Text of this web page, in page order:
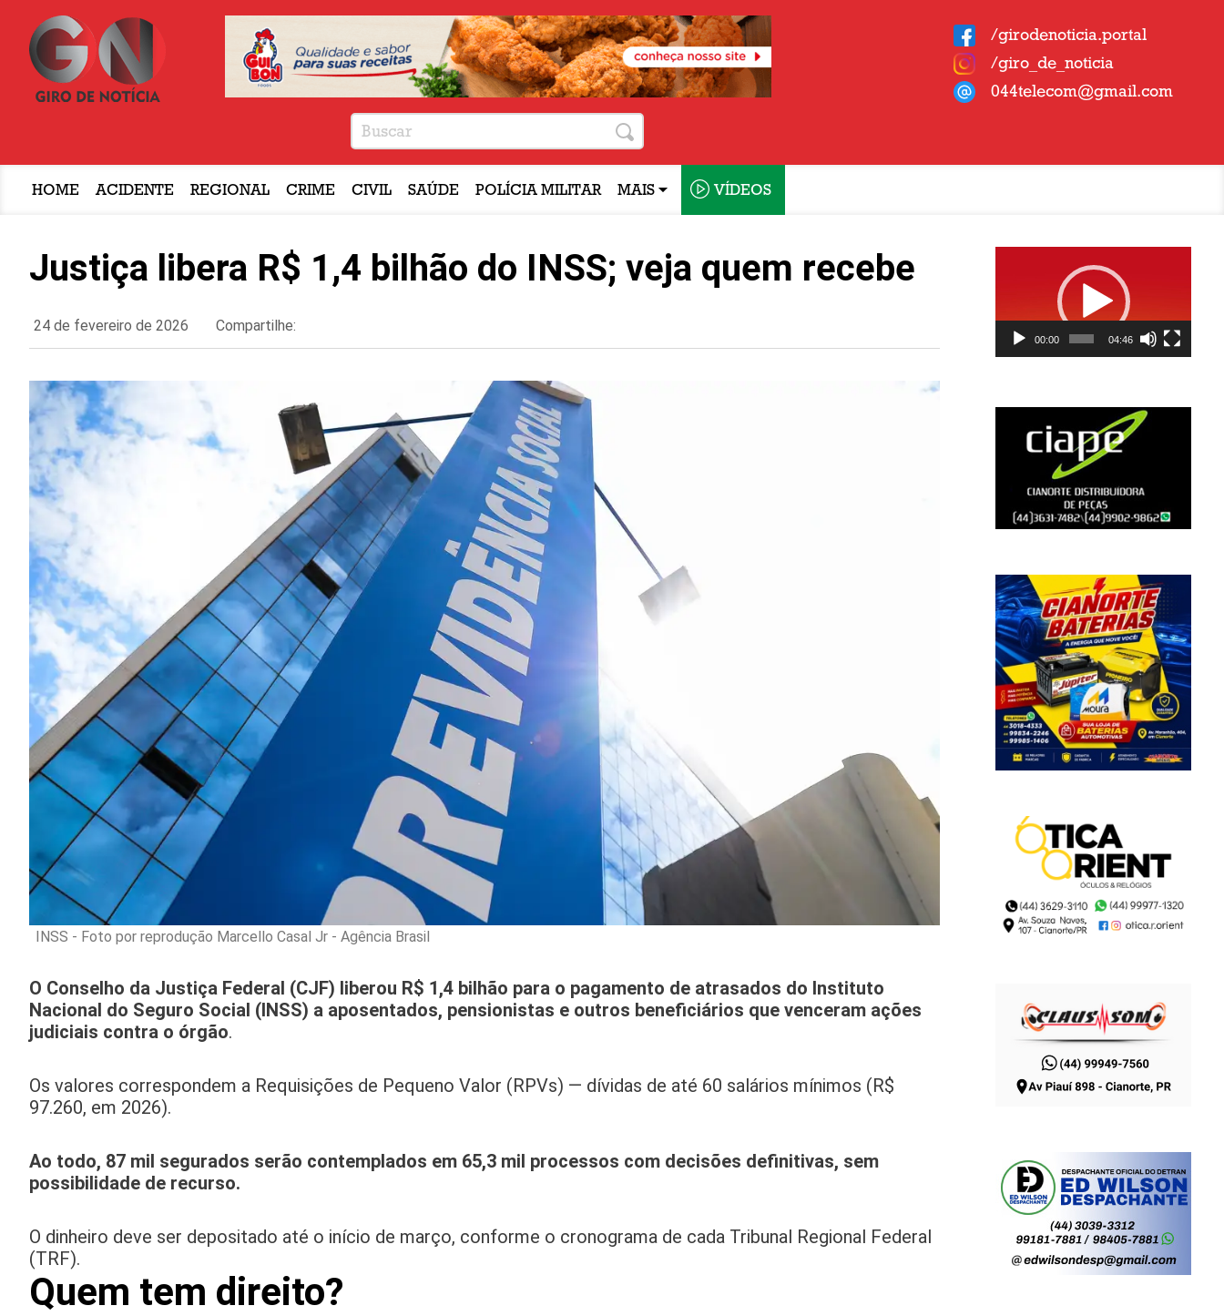
/girodenoticia.portal
/giro_de_noticia
044telecom@gmail.com
HOME ACIDENTE REGIONAL CRIME CIVIL SAÚDE POLÍCIA MILITAR MAIS VÍDEOS
Justiça libera R$ 1,4 bilhão do INSS; veja quem recebe
24 de fevereiro de 2026 Compartilhe:
INSS - Foto por reprodução Marcello Casal Jr - Agência Brasil
O Conselho da Justiça Federal (CJF) liberou R$ 1,4 bilhão para o pagamento de atrasados do Instituto
Nacional do Seguro Social (INSS) a aposentados, pensionistas e outros beneficiários que venceram ações
judiciais contra o órgão.
Os valores correspondem a Requisições de Pequeno Valor (RPVs) — dívidas de até 60 salários mínimos (R$
97.260, em 2026).
Ao todo, 87 mil segurados serão contemplados em 65,3 mil processos com decisões definitivas, sem
possibilidade de recurso.
O dinheiro deve ser depositado até o início de março, conforme o cronograma de cada Tribunal Regional Federal
(TRF).
Quem tem direito?
00:00 04:46